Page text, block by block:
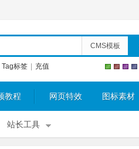
CMS模板
Tag标签 充值
教程 网页特效 图标素材
站长工具